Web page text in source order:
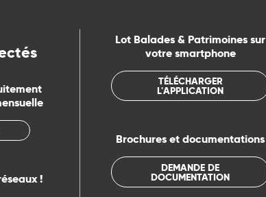
!
Lot Balades & Patrimoines sur
votre smartphone
TÉLÉCHARGER
L'APPLICATION
Brochures et documentations
DEMANDE DE
DOCUMENTATION